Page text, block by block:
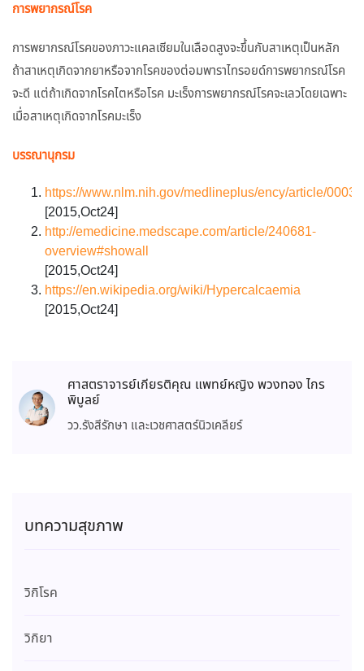
การพยากรณ์โรค
การพยากรณ์โรคของภาวะแคลเซียมในเลือดสูงจะขึ้นกับสาเหตุเป็นหลัก
ถ้าสาเหตุเกิดจากยาหรือจากโรคของต่อมพาราไทรอยด์การพยากรณ์โรค
จะดี แต่ถ้าเกิดจากโรคไตหรือโรค มะเร็งการพยากรณ์โรคจะเลวโดยเฉพาะ
เมื่อสาเหตุเกิดจากโรคมะเร็ง
บรรณานุกรม
https://www.nlm.nih.gov/medlineplus/ency/article/
[2015,Oct24]
http://emedicine.medscape.com/article/240681-
overview#showall
[2015,Oct24]
https://en.wikipedia.org/wiki/Hypercalcaemia
[2015,Oct24]
ศาสตราจารย์เกียรติคุณ แพทย์หญิง พวงทอง ไกร
พิบูลย์
วว.รังสีรักษา และเวชศาสตร์นิวเคลียร์
บทความสุขภาพ
วิกิโรค
วิกิยา